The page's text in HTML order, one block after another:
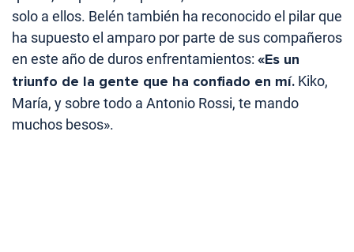
solo a ellos. Belén también ha reconocido el pilar que
ha supuesto el amparo por parte de sus compañeros
en este año de duros enfrentamientos: «Es un
triunfo de la gente que ha confiado en mí. Kiko,
María, y sobre todo a Antonio Rossi, te mando
muchos besos».